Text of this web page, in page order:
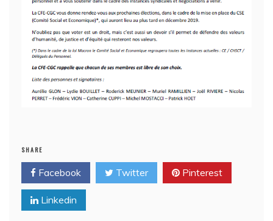
SHARE
Facebook Twitter Pinterest
Linkedin